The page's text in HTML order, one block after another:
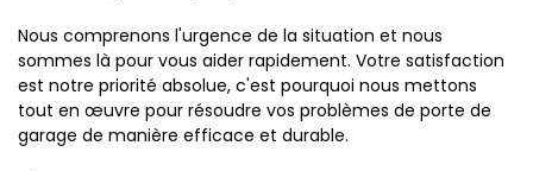
Nous comprenons l'urgence de la situation et nous
sommes là pour vous aider rapidement. Votre satisfaction
est notre priorité absolue, c'est pourquoi nous mettons
tout en œuvre pour résoudre vos problèmes de porte de
garage de manière efficace et durable.